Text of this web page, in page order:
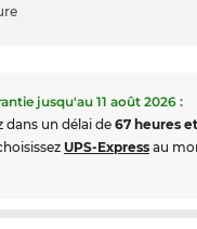
jusqu'au 11 août 2026:
un délai de 67 heures
UPS-Expressau